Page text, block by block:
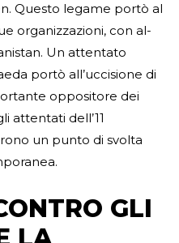
Questo legame portò al
organizzazioni, con al-
Un attentato
portò all’uccisione di
oppositore dei
attentati dell’11
un punto di svolta
GLI